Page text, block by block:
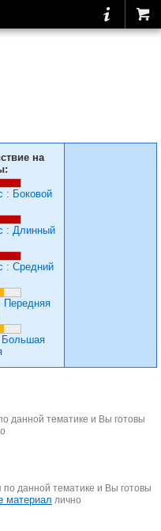
на
: Боковой
: Длинный
: Средний
Передняя
Большая
данной тематике и Вы готовы
данной тематике и Вы готовы
материал лично